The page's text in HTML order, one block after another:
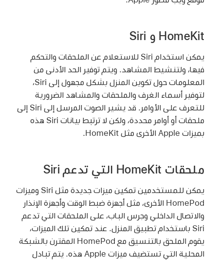
HomeKit و Siri
يمكن استخدام Siri للاستعلام عن الملحقات والتحكم
فيها، ولتنشيط المشاهد. ويتم توفير الحد الأدنى من
المعلومات حول تكوين المنزل بشكل مجهول إلى Siri،
لتوفير أسماء الغرف والملحقات والمشاهد الضرورية
للتعرف على الأوامر. قد يشير الصوت المرسل إلى Siri إلى
ملحقات أو أوامر محددة، ولكن لا ترتبط بيانات Siri هذه
بميزات Apple الأخرى مثل HomeKit.
ملحقات HomeKit التي تدعم Siri
يمكن للمستخدمين تمكين ميزات جديدة مثل Siri وميزات
HomePod الأخرى، مثل أجهزة ضبط الوقت وأجهزة الإنذار
والاتصال الداخلي وجرس الباب، على الملحقات التي تدعم
Siri باستخدام تطبيق المنزل. عند تمكين تلك الميزات،
يقوم الملحق بالتنسيق مع HomePod المقترن بالشبكة
المحلية التي تستضيف ميزات Apple هذه. يتم تبادل